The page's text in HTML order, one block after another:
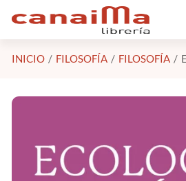
Saltar al contenido principal
INICIO FILOSOFÍA FILOSOFÍA